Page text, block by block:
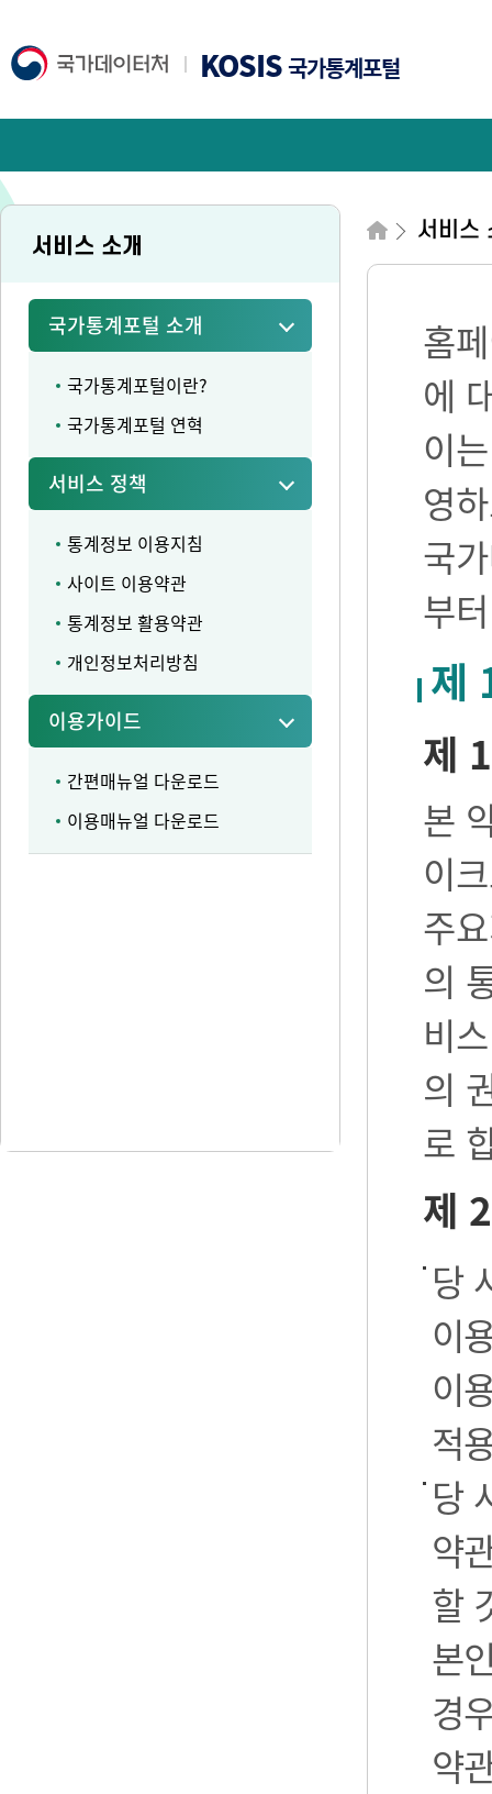
KOSIS국가통계포털
서비스 소개
국가통계포털 소개
국가통계포털이란?
국가통계포털 연혁
서비스 정책
통계정보 이용지침
사이트 이용약관
통계정보 활용약관
개인정보처리방침
이용가이드
간편매뉴얼 다운로드
이용매뉴얼 다운로드
서비스
홈
에
이
영
국
부
제
제
본
이
주
의
비
의
로
제
당
이
이
적
당
약
할
본
경
약